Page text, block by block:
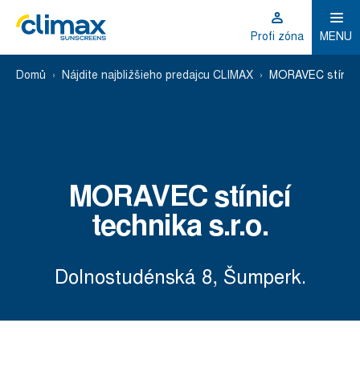
Profi zóna MENU
Domů Nájdite najbližšieho predajcu CLIMAX MORAVEC
MORAVEC stínicí
technika s.r.o.
Dolnostudénská 8, Šumperk.